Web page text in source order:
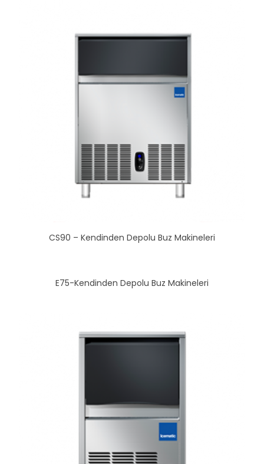
CS90 – Kendinden Depolu Buz Makineleri
E75-Kendinden Depolu Buz Makineleri